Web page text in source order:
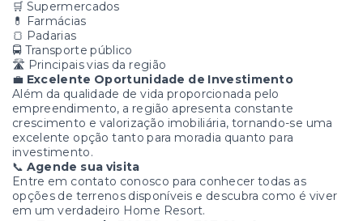
🛒 Supermercados
💊 Farmácias
🍞 Padarias
🚍 Transporte público
🛣️ Principais vias da região
💼 Excelente Oportunidade de Investimento
Além da qualidade de vida proporcionada pelo
empreendimento, a região apresenta constante
crescimento e valorização imobiliária, tornando-se uma
excelente opção tanto para moradia quanto para
investimento.
📞 Agende sua visita
Entre em contato conosco para conhecer todas as
opções de terrenos disponíveis e descubra como é viver
em um verdadeiro Home Resort.